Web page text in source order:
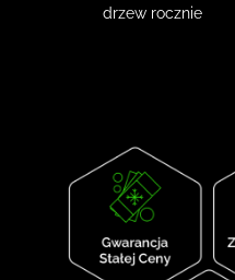
drzew rocznie